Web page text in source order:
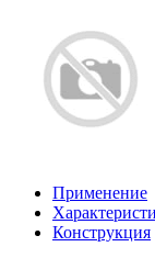
Применение
Конструкция